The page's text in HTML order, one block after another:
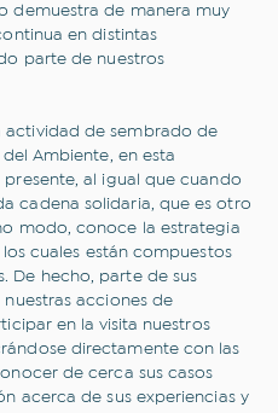
demuestra de manera muy
en distintas
parte de nuestros
actividad de sembrado de
Ambiente, en esta
al igual que cuando
cadena solidaria, que es otro
modo, conoce la estrategia
cuales están compuestos
De hecho, parte de sus
acciones de
en la visita nuestros
directamente con las
de cerca sus casos
acerca de sus experiencias y